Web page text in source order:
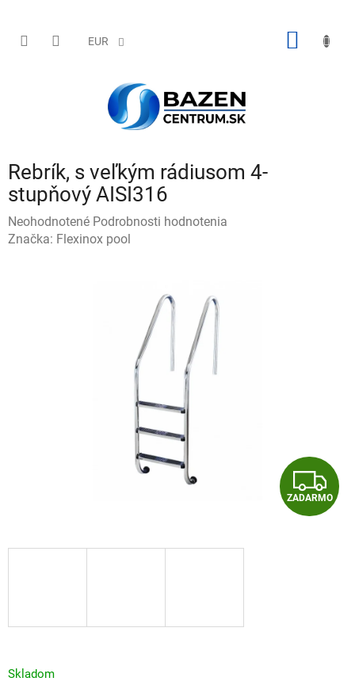
obsah
EUR
Rebrík, s veľkým rádiusom 4-
stupňový AISI316
Priemerné
hodnotenie
Neohodnotené Podrobnosti hodnotenia
Značka: Flexinox pool
Z
A
ZADARMO
Skladom